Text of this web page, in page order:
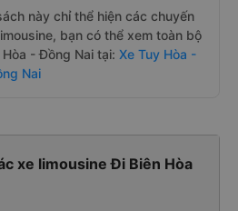
này chỉ thể hiện các chuyến
bạn có thể xem toàn bộ
- Đồng Nai tại: Xe Tuy Hòa -
Nai
xe limousine Đi Biên Hòa